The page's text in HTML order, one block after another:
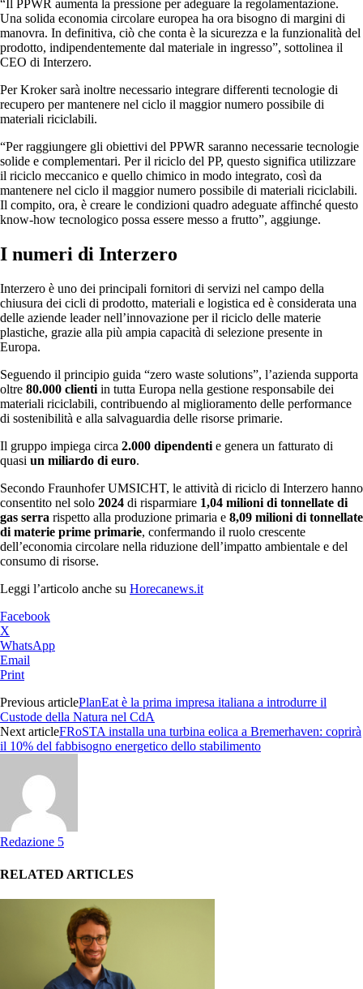
“Il PPWR aumenta la pressione per adeguare la regolamentazione.
Una solida economia circolare europea ha ora bisogno di margini di
manovra. In definitiva, ciò che conta è la sicurezza e la funzionalità del
prodotto, indipendentemente dal materiale in ingresso”, sottolinea il
CEO di Interzero.
Per Kroker sarà inoltre necessario integrare differenti tecnologie di
recupero per mantenere nel ciclo il maggior numero possibile di
materiali riciclabili.
“Per raggiungere gli obiettivi del PPWR saranno necessarie tecnologie
solide e complementari. Per il riciclo del PP, questo significa utilizzare
il riciclo meccanico e quello chimico in modo integrato, così da
mantenere nel ciclo il maggior numero possibile di materiali riciclabili.
Il compito, ora, è creare le condizioni quadro adeguate affinché questo
know-how tecnologico possa essere messo a frutto”, aggiunge.
I numeri di Interzero
Interzero è uno dei principali fornitori di servizi nel campo della
chiusura dei cicli di prodotto, materiali e logistica ed è considerata una
delle aziende leader nell’innovazione per il riciclo delle materie
plastiche, grazie alla più ampia capacità di selezione presente in
Europa.
Seguendo il principio guida “zero waste solutions”, l’azienda supporta
oltre 80.000 clienti in tutta Europa nella gestione responsabile dei
materiali riciclabili, contribuendo al miglioramento delle performance
di sostenibilità e alla salvaguardia delle risorse primarie.
Il gruppo impiega circa 2.000 dipendenti e genera un fatturato di
quasi un miliardo di euro.
Secondo Fraunhofer UMSICHT, le attività di riciclo di Interzero hanno
consentito nel solo 2024 di risparmiare 1,04 milioni di tonnellate di
gas serra rispetto alla produzione primaria e 8,09 milioni di tonnellate
di materie prime primarie, confermando il ruolo crescente
dell’economia circolare nella riduzione dell’impatto ambientale e del
consumo di risorse.
Leggi l’articolo anche su Horecanews.it
Facebook
X
WhatsApp
Email
Print
Previous articlePlanEat è la prima impresa italiana a introdurre il
Custode della Natura nel CdA
Next articleFRoSTA installa una turbina eolica a Bremerhaven: coprirà
il 10% del fabbisogno energetico dello stabilimento
Redazione 5
RELATED ARTICLES